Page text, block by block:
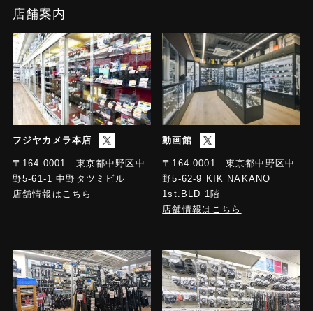
店舗案内
フジヤカメラ本店
〒164-0001 東京都中野区中
野5-61-1 中野タツミビル
店舗情報はこちら
動画館
〒164-0001 東京都中野区中
野5-62-9 KIK NAKANO
1st.BLD 1階
店舗情報はこちら